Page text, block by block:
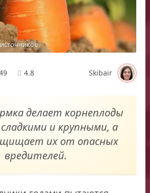
4.8 Skibair
делает корнеплоды
и крупными, а
их от опасных
вредителей.